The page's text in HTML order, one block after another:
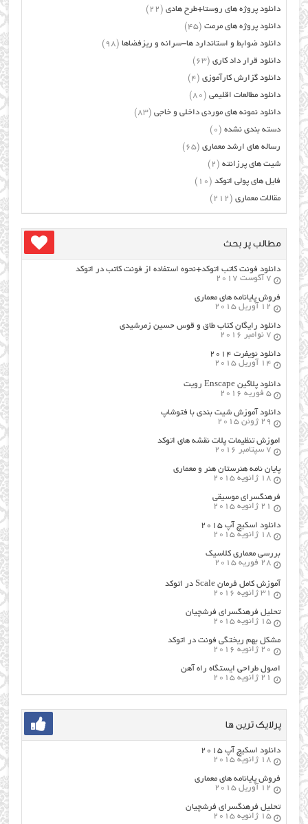
دانلود پروژه های روستا+طرح هادی (22)
دانلود پروژه های مرمت (45)
دانلود ضوابط و استاندارد ها-سرانه و ریزفضاها (98)
دانلود قرار داد کاری (63)
دانلود گزارش کارآموزی (4)
دانلود مطالعات اقلیمی (80)
دانلود نمونه های موردی داخلی و خاجی (83)
دسته بندی نشده (0)
رساله های ارشد معماری (65)
شیت های پرزانته (2)
فایل های پولی اتوکد (10)
مقالات معماری (212)
مطالب پر بحث
دانلود فونت کاتب اتوکد+نحوه استفاده از فونت کاتب در اتوکد
7 آگوست 2017
فروش پایانامه های معماری
12 آوریل 2015
دانلود رایگان کتاب طاق و قوس حسین زمرشیدی
7 نوامبر 2016
دانلود نویفرت ۲۰۱۴
14 آوریل 2015
دانلود پلاگین Enscape رویت
5 فوریه 2016
دانلود آموزش شیت بندی با فتوشاپ
29 ژوئن 2015
اموزش تنظیمات پلات نقشه های اتوکد
7 سپتامبر 2016
پایان نامه هنرستان هنر و معماري
18 ژانویه 2015
فرهنگسراي موسيقي
21 ژانویه 2015
دانلود اسکیچ آپ ۲۰۱۵
18 ژانویه 2015
بررسی معماری کلاسیک
28 فوریه 2015
آموزش کامل فرمان Scale در اتوکد
31 ژانویه 2016
تحلیل فرهنگسرای فرشچیان
15 ژانویه 2015
مشکل بهم ریختگی فونت در اتوکد
20 ژانویه 2016
اصول طراحي ایستگاه راه آهن
21 ژانویه 2015
پرلایک ترین ها
دانلود اسکیچ آپ ۲۰۱۵
18 ژانویه 2015
فروش پایانامه های معماری
12 آوریل 2015
تحلیل فرهنگسرای فرشچیان
15 ژانویه 2015